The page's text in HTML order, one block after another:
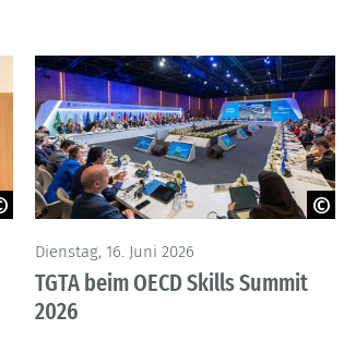
Dienstag, 16. Juni 2026
TGTA beim OECD Skills Summit
2026